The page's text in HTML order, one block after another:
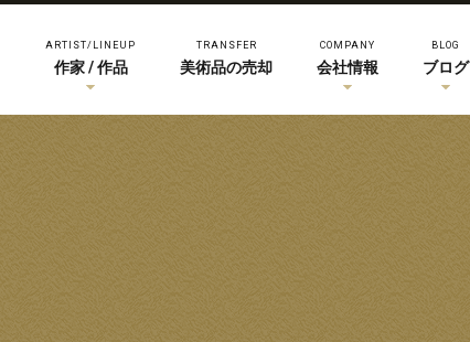
ARTIST/LINEUP
作家 / 作品
TRANSFER
美術品の売却
COMPANY
会社情報
BLOG
ブログ